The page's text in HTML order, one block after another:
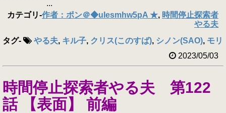
...
カテゴリ-作者：ポン＠◆uIesmhw5pA ★, 時間停止探索者
やる夫
タグ- やる夫, キル子, クリス(このすば), シノン(SAO), モリ
2023/05/03
時間停止探索者やる夫 第122
話 【表面】 前編